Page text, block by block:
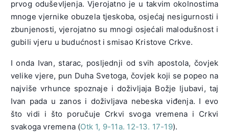
prvog oduševljenja. Vjerojatno je u takvim okolnostima
mnoge vjernike obuzela tjeskoba, osjećaj nesigurnosti i
zbunjenosti, vjerojatno su mnogi osjećali malodušnost i
gubili vjeru u budućnost i smisao Kristove Crkve.
I onda Ivan, starac, posljednji od svih apostola, čovjek
velike vjere, pun Duha Svetoga, čovjek koji se popeo na
najviše vrhunce spoznaje i doživljaja Božje ljubavi, taj
Ivan pada u zanos i doživljava nebeska viđenja. I evo
što vidi i što poručuje Crkvi svoga vremena i Crkvi
svakoga vremena (Otk 1, 9-11a. 12-13. 17-19).